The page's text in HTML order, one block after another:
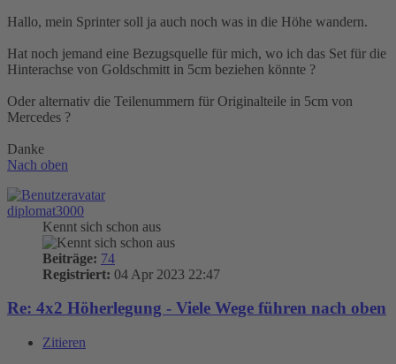
Hallo, mein Sprinter soll ja auch noch was in die Höhe wandern.
Hat noch jemand eine Bezugsquelle für mich, wo ich das Set für die
Hinterachse von Goldschmitt in 5cm beziehen könnte ?
Oder alternativ die Teilenummern für Originalteile in 5cm von
Mercedes ?
Danke
Nach oben
diplomat3000
Kennt sich schon aus
Beiträge: 74
Registriert: 04 Apr 2023 22:47
Re: 4x2 Höherlegung - Viele Wege führen nach oben
Zitieren